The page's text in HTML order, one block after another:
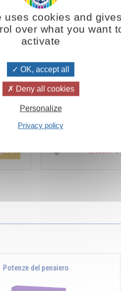
per
!
Combien les
s’imaginent que
Non, pour s’enrichir, il
12.00CHF
Potenze del pensiero
uses cookies and gives
over what you want
activate
OK, accept all
Deny all cookies
Personalize
Privacy policy